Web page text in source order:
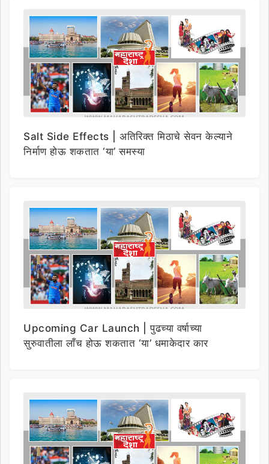
Salt Side Effects | अतिरिक्त मिठाचे सेवन केल्याने
निर्माण होऊ शकतात ‘या’ समस्या
Upcoming Car Launch | पुढच्या वर्षाच्या
सुरुवातीला लाँच होऊ शकतात ‘या’ धमाकेदार कार